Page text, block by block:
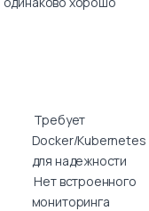
Требует
Docker/Kubernetes
для надежности
Нет встроенного
мониторинга